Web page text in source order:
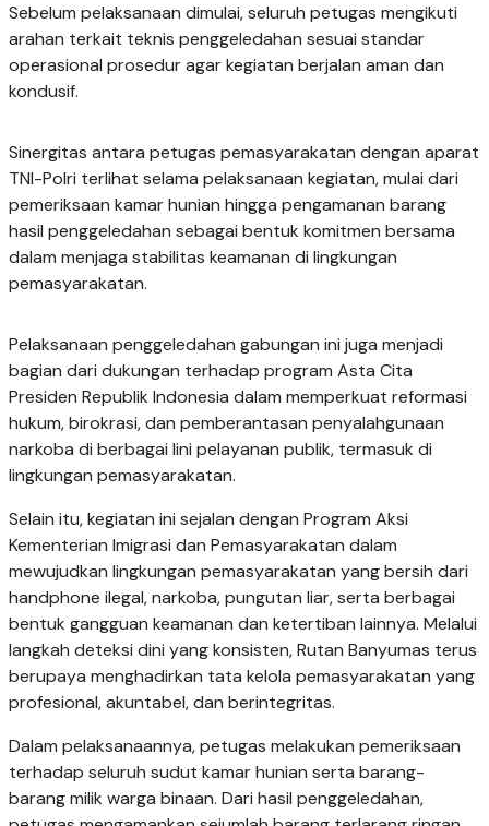
Sebelum pelaksanaan dimulai, seluruh petugas mengikuti
arahan terkait teknis penggeledahan sesuai standar
operasional prosedur agar kegiatan berjalan aman dan
kondusif.
Sinergitas antara petugas pemasyarakatan dengan aparat
TNI-Polri terlihat selama pelaksanaan kegiatan, mulai dari
pemeriksaan kamar hunian hingga pengamanan barang
hasil penggeledahan sebagai bentuk komitmen bersama
dalam menjaga stabilitas keamanan di lingkungan
pemasyarakatan.
Pelaksanaan penggeledahan gabungan ini juga menjadi
bagian dari dukungan terhadap program Asta Cita
Presiden Republik Indonesia dalam memperkuat reformasi
hukum, birokrasi, dan pemberantasan penyalahgunaan
narkoba di berbagai lini pelayanan publik, termasuk di
lingkungan pemasyarakatan.
Selain itu, kegiatan ini sejalan dengan Program Aksi
Kementerian Imigrasi dan Pemasyarakatan dalam
mewujudkan lingkungan pemasyarakatan yang bersih dari
handphone ilegal, narkoba, pungutan liar, serta berbagai
bentuk gangguan keamanan dan ketertiban lainnya. Melalui
langkah deteksi dini yang konsisten, Rutan Banyumas terus
berupaya menghadirkan tata kelola pemasyarakatan yang
profesional, akuntabel, dan berintegritas.
Dalam pelaksanaannya, petugas melakukan pemeriksaan
terhadap seluruh sudut kamar hunian serta barang-
barang milik warga binaan. Dari hasil penggeledahan,